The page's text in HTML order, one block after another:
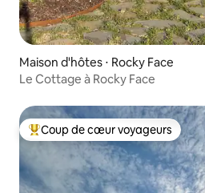
Maison d'hôtes ⋅ Rocky Face
Le Cottage à Rocky Face
Coups de cœur voyageurs les
Coup de cœur voyageurs